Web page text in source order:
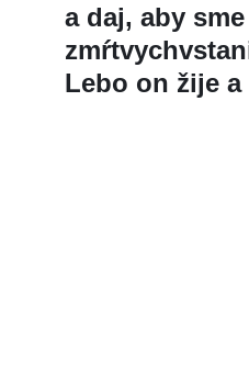
a daj, aby
Lebo on žije